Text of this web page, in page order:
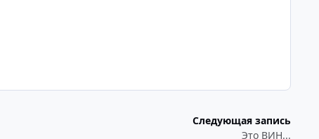
Следующая запись
Это ВИН...